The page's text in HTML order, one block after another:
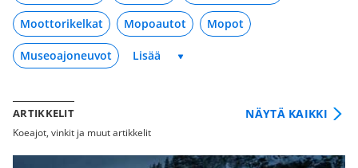
Moottorikelkat Mopoautot Mopot
Museoajoneuvot
ARTIKKELIT NÄYTÄ KAIKKI
Koeajot, vinkit ja muut artikkelit